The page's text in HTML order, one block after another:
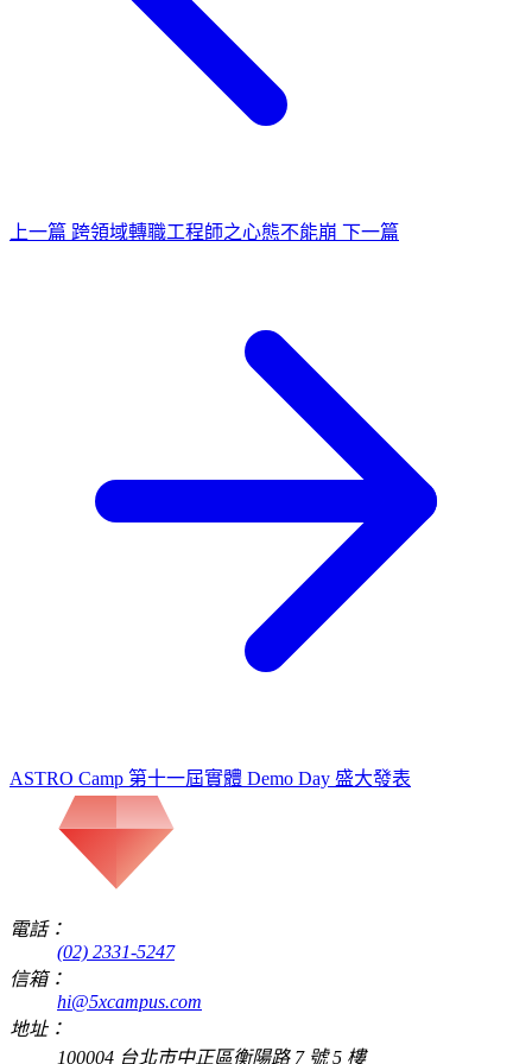
上一篇 跨領域轉職工程師之心態不能崩 下一篇
ASTRO Camp 第十一屆實體 Demo Day 盛大發表
電話：
(02) 2331-5247
信箱：
hi@5xcampus.com
地址：
100004 台北市中正區衡陽路 7 號 5 樓